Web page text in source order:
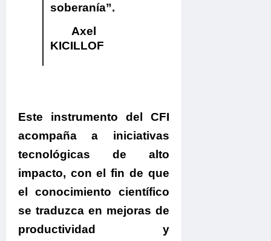
soberanía”.
Axel
KICILLOF
Este instrumento del CFI
acompaña a iniciativas
tecnológicas de alto
impacto, con el fin de que
el conocimiento científico
se traduzca en mejoras de
productividad y